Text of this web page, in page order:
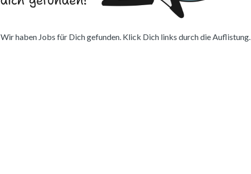
Wir haben Jobs für Dich gefunden. Klick Dich links durch die Auflistung.